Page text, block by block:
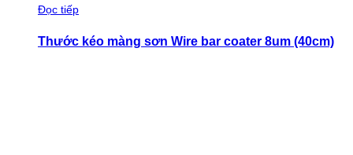
Đọc tiếp
Thước kéo màng sơn Wire bar coater 8um (40cm)